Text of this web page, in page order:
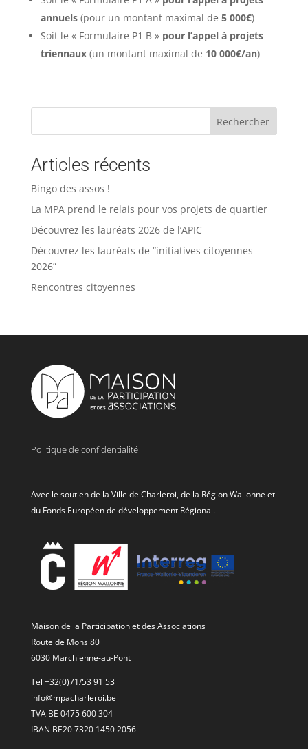
annuels(pour un montant maximal de 5 000€)
Soit le « Formulaire P1 B » pour l’appel à projets
triennaux(un montant maximal de 10 000€/an)
Rechercher
Articles récents
Bingo des assos !
La MPA prend le relais pour vos projets de quartier
Découvrez les lauréats 2026 de l’APIC
Découvrez les lauréats de “initiatives citoyennes
2026”
Rencontres citoyennes
Politique de confidentialité
Avec le soutien de la Ville de Charleroi, de la Région Wallonne et
du Fonds Européen de développement Régional.
Maison de la Participation et des Associations
Route de Mons 80
6030 Marchienne-au-Pont
Tel +32(0)71/53 91 53
info@mpacharleroi.be
TVA BE 0475 600 304
IBAN BE20 7320 1450 2056